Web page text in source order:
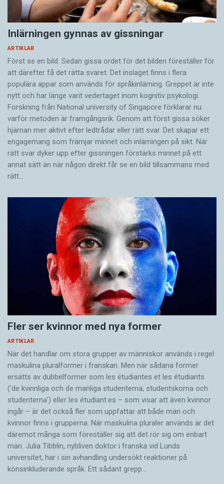
Inlärningen gynnas av gissningar
ARTIKLAR
Först se en bild. Sedan gissa ordet för det bilden föreställer för
att därefter få det rätta svaret. Det inslaget finns i flera
populära appar som används för språkinlärning. Greppet är inte
nytt och har länge varit vedertaget inom kognitiv psykologi.
Forskning från National university of Singa­pore förklarar nu
varför metoden är framgångsrik. Genom att först gissa ­söker
hjärnan mer aktivt ­efter ledtrådar eller rätt svar. Det skapar ett
engagemang som främjar minnet och inlärningen på sikt. När
rätt svar dyker upp efter gissningen förstärks minnet på ett
annat sätt än när någon direkt får se en bild tillsammans med
rätt…
Fler ser kvinnor med nya former
ARTIKLAR
När det handlar om stora grupper av människor används i regel
maskulina pluralformer i franskan. Men när sådana ­former
ersätts av dubbel­former som les étudiantes et les étudiants
(’de kvinnliga och de manliga studenterna; studentskorna och
studenterna’) eller les étudiant·es – som visar att även kvinnor
ingår – är det också fler som uppfattar att både män och
kvinnor finns i grupperna. När maskulina pluraler används är det
där­emot många som föreställer sig att det rör sig om enbart
män. Julia Tibblin, nybliven doktor i franska vid Lunds
universitet, har i sin avhandling undersökt reaktioner på
könsinkluderande språk. Ett sådant grepp…